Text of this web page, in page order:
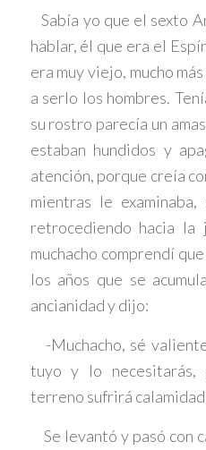
Sabía yo que el sexto
hablar, él que era el
era muy viejo, mucho
a serlo los hombres.
su rostro parecía un
estaban hundidos y
atención, porque creía
mientras le
retrocediendo hacia la
muchacho comprendí
los años que se
ancianidad y dijo:
-Muchacho, sé
tuyo y lo necesitarás,
terreno sufrirá
Se levantó y pasó con